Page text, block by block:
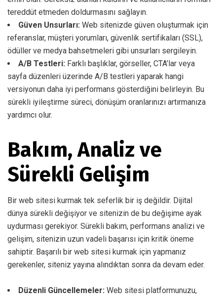
tereddüt etmeden doldurmasını sağlayın.
Güven Unsurları: Web sitenizde güven oluşturmak için
referanslar, müşteri yorumları, güvenlik sertifikaları (SSL),
ödüller ve medya bahsetmeleri gibi unsurları sergileyin.
A/B Testleri: Farklı başlıklar, görseller, CTA’lar veya
sayfa düzenleri üzerinde A/B testleri yaparak hangi
versiyonun daha iyi performans gösterdiğini belirleyin. Bu
sürekli iyileştirme süreci, dönüşüm oranlarınızı artırmanıza
yardımcı olur.
Bakım, Analiz ve
Sürekli Gelişim
Bir web sitesi kurmak tek seferlik bir iş değildir. Dijital
dünya sürekli değişiyor ve sitenizin de bu değişime ayak
uydurması gerekiyor. Sürekli bakım, performans analizi ve
gelişim, sitenizin uzun vadeli başarısı için kritik öneme
sahiptir. Başarılı bir web sitesi kurmak için yapmanız
gerekenler, siteniz yayına alındıktan sonra da devam eder.
Düzenli Güncellemeler: Web sitesi platformunuzu,